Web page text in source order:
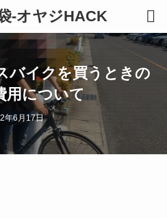
-オヤジHACK
バイクを買うときの
用について
年6月17日